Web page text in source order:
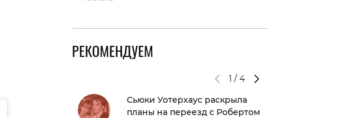
РЕКОМЕНДУЕМ
1 /4
Сьюки Уотерхаус раскрыла
планы на переезд с Робертом